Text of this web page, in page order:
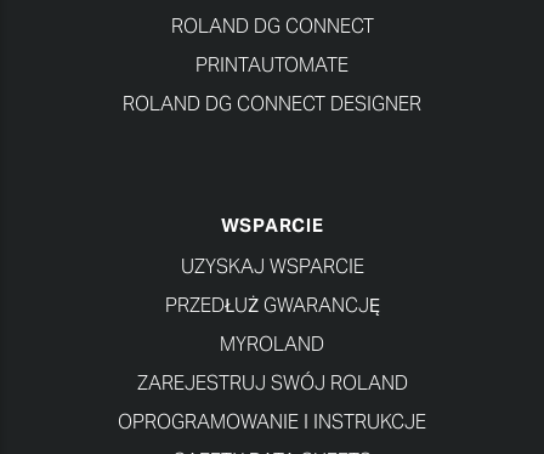
ROLAND DG CONNECT
PRINTAUTOMATE
ROLAND DG CONNECT DESIGNER
WSPARCIE
UZYSKAJ WSPARCIE
PRZEDŁUŻ GWARANCJĘ
MYROLAND
ZAREJESTRUJ SWÓJ ROLAND
OPROGRAMOWANIE I INSTRUKCJE